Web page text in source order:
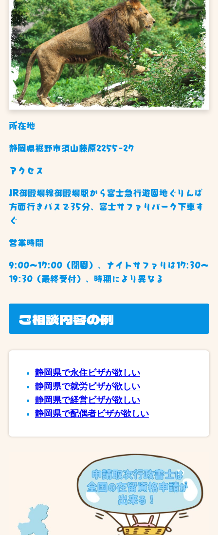
所在地
静岡県裾野市須山藤原2255-27
アクセス
JR御殿場線御殿場駅から富士急行遊園地ぐりんぱ
方面行きバスで35分、富士サファリパーク下車す
ぐ
営業時間
9:00～17:00（閉園）、ナイトサファリは17:30～
19:30（最終受付）、時期により異なる
ご相談内容の例
静岡県で永住ビザが欲しい
静岡県で就労ビザが欲しい
静岡県で経営ビザが欲しい
静岡県で配偶者ビザが欲しい